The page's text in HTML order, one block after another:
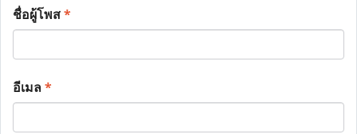
ชื่อผู้โพส*
อีเมล*